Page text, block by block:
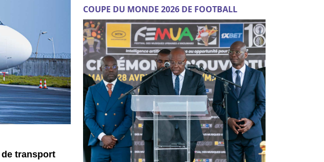
transport
COUPE DU MONDE 2026 DE FOOTBALL